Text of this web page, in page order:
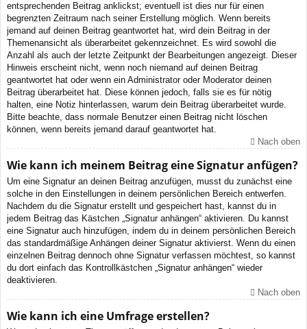
entsprechenden Beitrag anklickst; eventuell ist dies nur für einen
begrenzten Zeitraum nach seiner Erstellung möglich. Wenn bereits
jemand auf deinen Beitrag geantwortet hat, wird dein Beitrag in der
Themenansicht als überarbeitet gekennzeichnet. Es wird sowohl die
Anzahl als auch der letzte Zeitpunkt der Bearbeitungen angezeigt. Dieser
Hinweis erscheint nicht, wenn noch niemand auf deinen Beitrag
geantwortet hat oder wenn ein Administrator oder Moderator deinen
Beitrag überarbeitet hat. Diese können jedoch, falls sie es für nötig
halten, eine Notiz hinterlassen, warum dein Beitrag überarbeitet wurde.
Bitte beachte, dass normale Benutzer einen Beitrag nicht löschen
können, wenn bereits jemand darauf geantwortet hat.
Nach oben
Wie kann ich meinem Beitrag eine Signatur anfügen?
Um eine Signatur an deinen Beitrag anzufügen, musst du zunächst eine
solche in den Einstellungen in deinem persönlichen Bereich entwerfen.
Nachdem du die Signatur erstellt und gespeichert hast, kannst du in
jedem Beitrag das Kästchen „Signatur anhängen“ aktivieren. Du kannst
eine Signatur auch hinzufügen, indem du in deinem persönlichen Bereich
das standardmäßige Anhängen deiner Signatur aktivierst. Wenn du einen
einzelnen Beitrag dennoch ohne Signatur verfassen möchtest, so kannst
du dort einfach das Kontrollkästchen „Signatur anhängen“ wieder
deaktivieren.
Nach oben
Wie kann ich eine Umfrage erstellen?